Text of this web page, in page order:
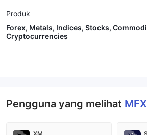
Produk
Forex, Metals, Indices, Stocks,
Cryptocurrencies
Pengguna yang melihat MFX